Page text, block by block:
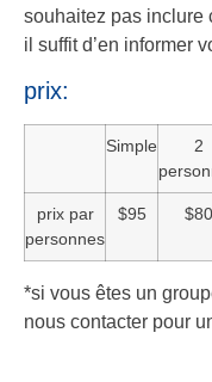
souhaitez pas inclure
il suffit d’en informer
prix:
Simple
2
prix par
personnes
$95 $80
*si vous êtes un
nous contacter pour